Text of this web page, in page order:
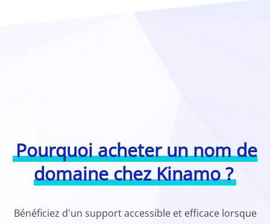
Pourquoi acheter un nom de
domaine chez Kinamo ?
Bénéficiez d'un support accessible et efficace lorsque